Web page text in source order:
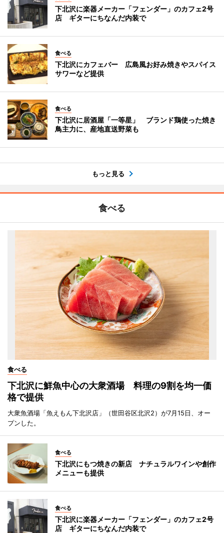
下北沢に楽器メーカー「フェンダー」のカフェ2号
店 ギターにちなんだ内装で
食べる
下北沢にカフェバー 広島風お好み焼きやスパイス
サワーなど提供
食べる
下北沢に居酒屋「一等星」 ブランド鶏使った焼き
鳥主力に、産地直送野菜も
もっと見る
食べる
食べる
下北沢に鮮魚中心の大衆酒場 料理の9割を均一価
格で提供
大衆魚酒場「魚えもん下北沢店」（世田谷区北沢2）が7月15日、オー
プンした。
食べる
下北沢にもつ焼きの新店 ナチュラルワインや創作
メニューも提供
食べる
下北沢に楽器メーカー「フェンダー」のカフェ2号
店 ギターにちなんだ内装で